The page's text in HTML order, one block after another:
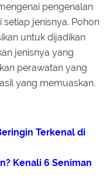
pengenalan
jenisnya. Pohon
untuk dijadikan
jenisnya yang
perawatan yang
yang memuaskan.
Terkenal di
Kenali 6 Seniman